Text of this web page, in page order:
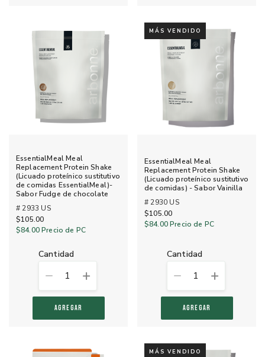
EssentialMeal Meal
Replacement Protein Shake
(Licuado proteínico sustitutivo
de comidas EssentialMeal)-
Sabor Fudge de chocolate
# 2933 US
$105.00
$84.00Precio de PC
cantidad
1
AGREGAR
MÁS VENDIDO
EssentialMeal Meal
Replacement Protein Shake
(Licuado proteínico sustitutivo
de comidas) - Sabor Vainilla
# 2930 US
$105.00
$84.00Precio de PC
cantidad
1
AGREGAR
MÁS VENDIDO